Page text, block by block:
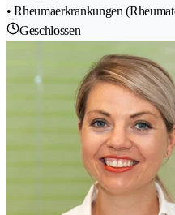
• Rheumaerkrankungen
Geschlossen